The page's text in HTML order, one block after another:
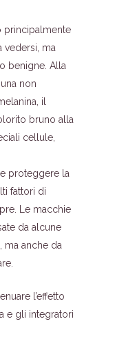
principalmente
vedersi, ma
benigne. Alla
non
il
bruno alla
cellule,
proteggere la
fattori di
Le macchie
da alcune
ma anche da
l’effetto
e gli integratori